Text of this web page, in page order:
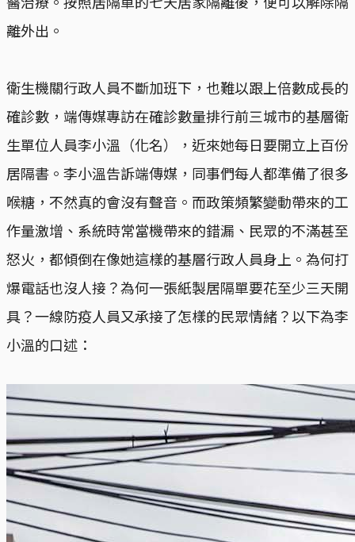
離外出。
衛生機關行政人員不斷加班下，也難以跟上倍數成長的
確診數，端傳媒專訪在確診數量排行前三城市的基層衛
生單位人員李小溫（化名），近來她每日要開立上百份
居隔書。李小溫告訴端傳媒，同事們每人都準備了很多
喉糖，不然真的會沒有聲音。而政策頻繁變動帶來的工
作量激增、系統時常當機帶來的錯漏、民眾的不滿甚至
怒火，都傾倒在像她這樣的基層行政人員身上。為何打
爆電話也沒人接？為何一張紙製居隔單要花至少三天開
具？一線防疫人員又承接了怎樣的民眾情緒？以下為李
小溫的口述：